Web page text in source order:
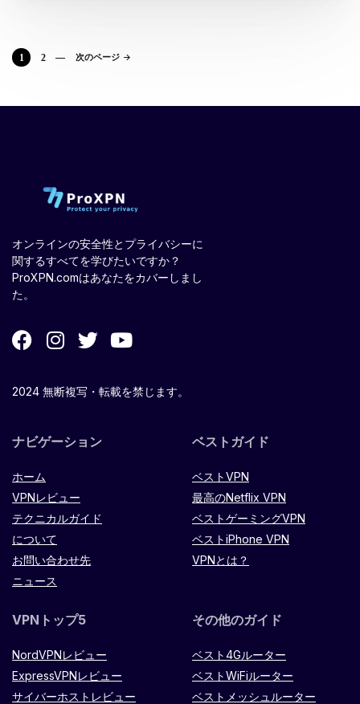
1 2 次のページ
オンラインの安全性とプライバシーに
関するすべてを学びたいですか？
ProXPN.comはあなたをカバーしまし
た。
2024 無断複写・転載を禁じます。
ナビゲーション
ホーム
VPNレビュー
テクニカルガイド
について
お問い合わせ先
ニュース
ベストガイド
ベストVPN
最高のNetflix VPN
ベストゲーミングVPN
ベストiPhone VPN
VPNとは？
VPNトップ5
NordVPNレビュー
ExpressVPNレビュー
サイバーホストレビュー
その他のガイド
ベスト4Gルーター
ベストWiFiルーター
ベストメッシュルーター